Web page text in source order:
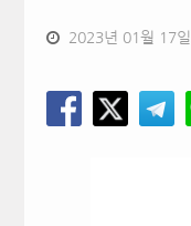
2023년 01월 17일